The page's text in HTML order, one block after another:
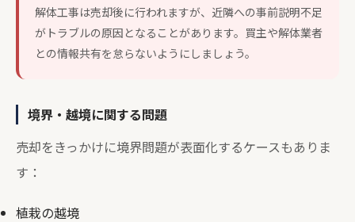
解体工事は売却後に行われますが、近隣への事前説明不足
がトラブルの原因となることがあります。買主や解体業者
との情報共有を怠らないようにしましょう。
境界・越境に関する問題
売却をきっかけに境界問題が表面化するケースもありま
す：
植栽の越境